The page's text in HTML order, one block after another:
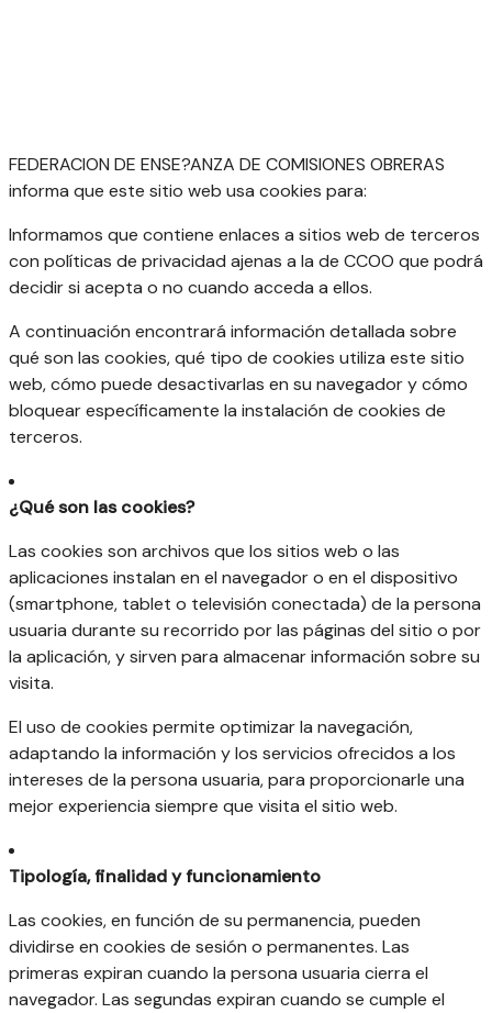
FEDERACION DE ENSE?ANZA DE COMISIONES OBRERAS
informa que este sitio web usa cookies para:
Informamos que contiene enlaces a sitios web de terceros
con políticas de privacidad ajenas a la de CCOO que podrá
decidir si acepta o no cuando acceda a ellos.
A continuación encontrará información detallada sobre
qué son las cookies, qué tipo de cookies utiliza este sitio
web, cómo puede desactivarlas en su navegador y cómo
bloquear específicamente la instalación de cookies de
terceros.
¿Qué son las cookies?
Las cookies son archivos que los sitios web o las
aplicaciones instalan en el navegador o en el dispositivo
(smartphone, tablet o televisión conectada) de la persona
usuaria durante su recorrido por las páginas del sitio o por
la aplicación, y sirven para almacenar información sobre su
visita.
El uso de cookies permite optimizar la navegación,
adaptando la información y los servicios ofrecidos a los
intereses de la persona usuaria, para proporcionarle una
mejor experiencia siempre que visita el sitio web.
Tipología, finalidad y funcionamiento
Las cookies, en función de su permanencia, pueden
dividirse en cookies de sesión o permanentes. Las
primeras expiran cuando la persona usuaria cierra el
navegador. Las segundas expiran cuando se cumple el